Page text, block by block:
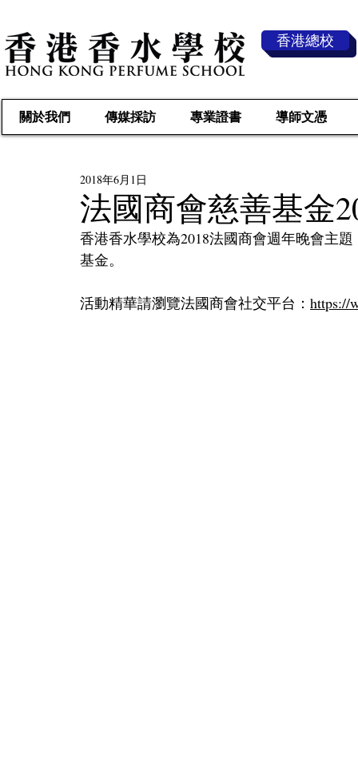
香港總校
關於我們 傳媒採訪 專業證書 導師文憑
法國商會慈善基金
2018年6月1日
香港香水學校為2018法國商會週年晚會主
基金。
活動精華請瀏覽法國商會社交平台： https://